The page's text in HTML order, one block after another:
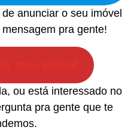
anunciar o seu imóvel
pra gente!
meu imóvel
ou está interessado no
pra gente que te